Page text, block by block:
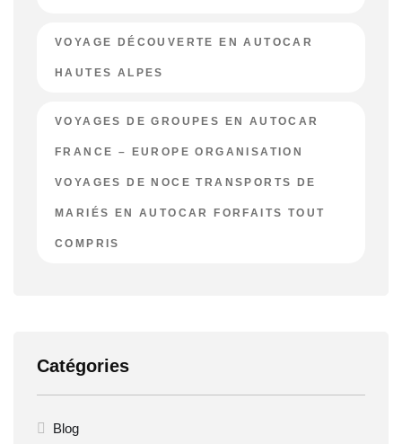
VOYAGE DÉCOUVERTE EN AUTOCAR
HAUTES ALPES
VOYAGES DE GROUPES EN AUTOCAR
FRANCE – EUROPE ORGANISATION
VOYAGES DE NOCE TRANSPORTS DE
MARIÉS EN AUTOCAR FORFAITS TOUT
COMPRIS
Catégories
Blog